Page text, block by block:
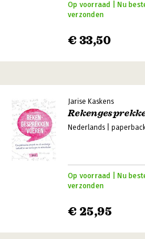
Op voorraad | Nu
verzonden
€ 33,50
Jarise Kaskens
Nederlands |
Op voorraad | Nu
verzonden
€ 25,95